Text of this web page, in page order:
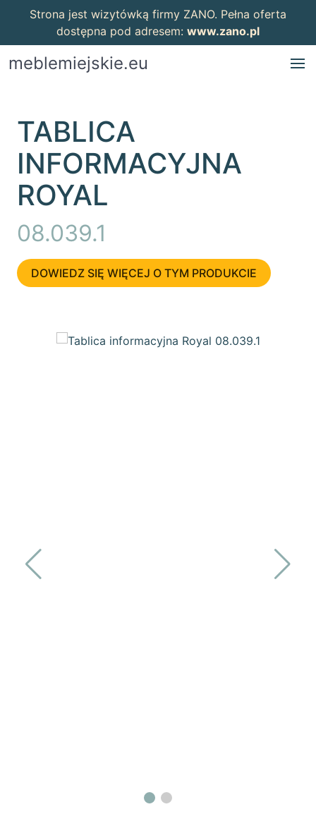
Strona jest wizytówką firmy ZANO. Pełna oferta
dostępna pod adresem: www.zano.pl
meblemiejskie.eu
TABLICA
INFORMACYJNA
ROYAL
08.039.1
DOWIEDZ SIĘ WIĘCEJ O TYM PRODUKCIE